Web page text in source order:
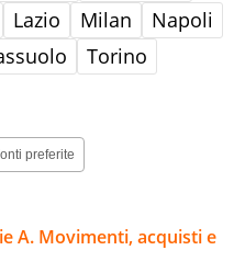
Lazio Milan
Napoli
Torino
preferite
A. Movimenti, acquisti e